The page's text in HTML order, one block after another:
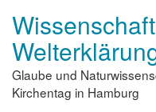
Glaube und
Kirchentag in Hamburg